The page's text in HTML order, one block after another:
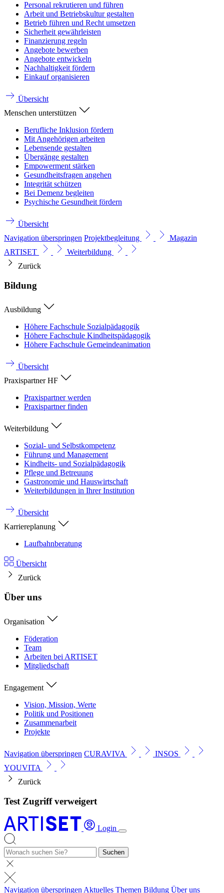
Personal rekrutieren und führen
Arbeit und Betriebskultur gestalten
Betrieb führen und Recht umsetzen
Sicherheit gewährleisten
Finanzierung regeln
Angebote bewerben
Angebote entwickeln
Nachhaltigkeit fördern
Einkauf organisieren
Übersicht
Menschen unterstützen
Berufliche Inklusion fördern
Mit Angehörigen arbeiten
Lebensende gestalten
Übergänge gestalten
Empowerment stärken
Gesundheitsfragen angehen
Integrität schützen
Bei Demenz begleiten
Psychische Gesundheit fördern
Übersicht
Navigation überspringen Projektbegleitung
Magazin
ARTISET
Weiterbildung
Zurück
Bildung
Ausbildung
Höhere Fachschule Sozialpädagogik
Höhere Fachschule Kindheitspädagogik
Höhere Fachschule Gemeindeanimation
Übersicht
Praxispartner HF
Praxispartner werden
Praxispartner finden
Weiterbildung
Sozial- und Selbstkompetenz
Führung und Management
Kindheits- und Sozialpädagogik
Pflege und Betreuung
Gastronomie und Hauswirtschaft
Weiterbildungen in Ihrer Institution
Übersicht
Karriereplanung
Laufbahnberatung
Übersicht
Zurück
Über uns
Organisation
Föderation
Team
Arbeiten bei ARTISET
Mitgliedschaft
Engagement
Vision, Mission, Werte
Politik und Positionen
Zusammenarbeit
Projekte
Navigation überspringen CURAVIVA
INSOS
YOUVITA
Zurück
Test Zugriff verweigert
Login
Suchen
Navigation überspringen Aktuelles Themen Bildung Über uns